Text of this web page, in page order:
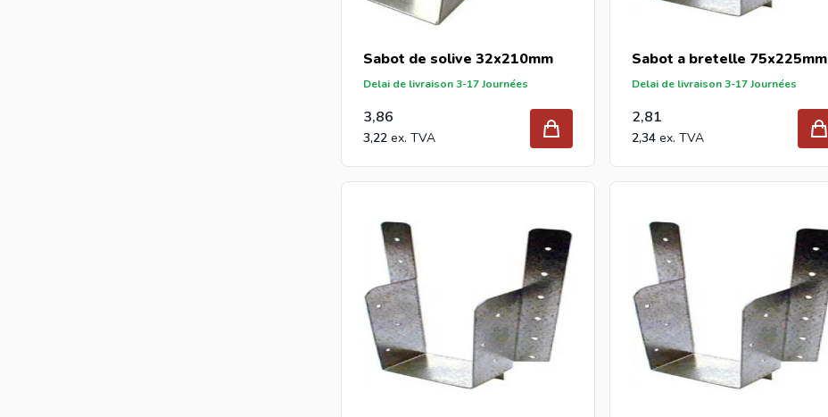
Sabot de solive 32x210mm
Delai de livraison 3-17 Journées
3,86
3,22
Sabot a bretelle 75x225mm
Delai de livraison 3-17 Journées
2,81
2,34